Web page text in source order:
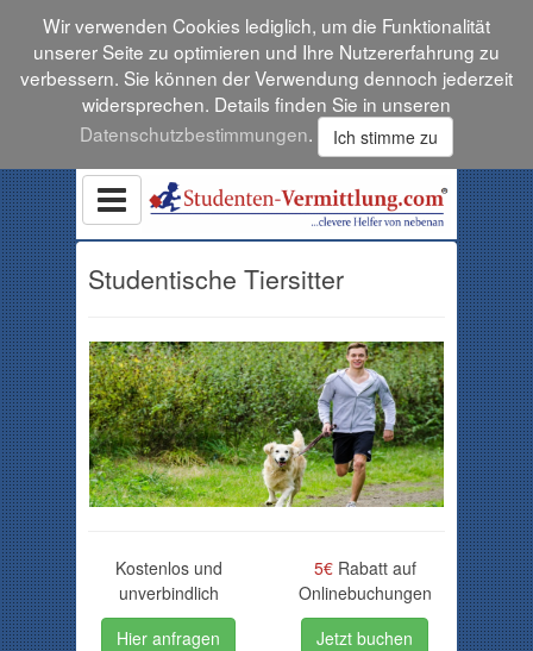
Wir verwenden Cookies lediglich, um die Funktionalität
unserer Seite zu optimieren und Ihre Nutzererfahrung zu
verbessern. Sie können der Verwendung dennoch jederzeit
widersprechen. Details finden Sie in unseren
Datenschutzbestimmungen. Ich stimme zu
Studentische Tiersitter
Kostenlos und
unverbindlich
5€ Rabatt auf
Onlinebuchungen
Hier anfragen
Jetzt buchen